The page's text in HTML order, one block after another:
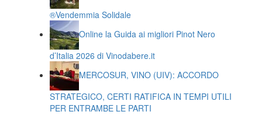
®️Vendemmia Solidale
Online la Guida ai migliori Pinot Nero
d’Italia 2026 di Vinodabere.it
MERCOSUR, VINO (UIV): ACCORDO
STRATEGICO, CERTI RATIFICA IN TEMPI UTILI
PER ENTRAMBE LE PARTI